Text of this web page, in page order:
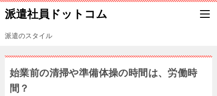
派遣社員ドットコム
派遣のスタイル
始業前の清掃や準備体操の時間は、労働時
間？